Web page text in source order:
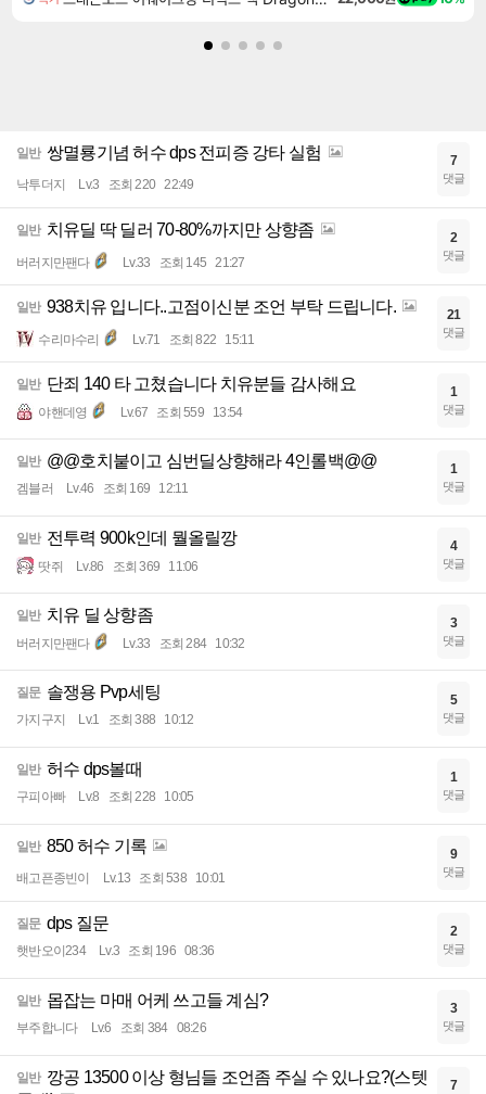
일반 쌍멸룡기념 허수 dps 전피증 강타 실험
낙투더지 Lv.3 조회 220 22:49
7
댓글
일반 치유딜 딱 딜러 70-80%까지만 상향좀
버러지만팬다 Lv.33 조회 145 21:27
2
댓글
일반 938치유 입니다..고점이신분 조언 부탁 드립니다.
수리마수리 Lv.71 조회 822 15:11
21
댓글
일반 단죄 140 타 고쳤습니다 치유분들 감사해요
야핸데영 Lv.67 조회 559 13:54
1
댓글
일반 @@호치붙이고 심번딜상향해라 4인롤백@@
겜블러 Lv.46 조회 169 12:11
1
댓글
일반 전투력 900k인데 뭘올릴깡
땃쥐 Lv.86 조회 369 11:06
4
댓글
일반 치유 딜 상향좀
버러지만팬다 Lv.33 조회 284 10:32
3
댓글
질문 솔쟁용 Pvp세팅
가지구지 Lv.1 조회 388 10:12
5
댓글
일반 허수 dps볼때
구피아빠 Lv.8 조회 228 10:05
1
댓글
일반 850 허수 기록
배고픈종빈이 Lv.13 조회 538 10:01
9
댓글
질문 dps 질문
햇반오이234 Lv.3 조회 196 08:36
2
댓글
일반 몹잡는 마매 어케 쓰고들 계심?
부주합니다 Lv.6 조회 384 08:26
3
댓글
일반 깡공 13500 이상 형님들 조언좀 주실 수 있나요?(스텟
7